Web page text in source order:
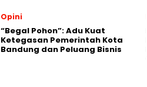
Opini
“Begal Pohon”: Adu Kuat
Ketegasan Pemerintah Kota
Bandung dan Peluang Bisnis